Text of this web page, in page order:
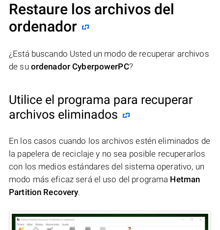
Restaure los archivos del
ordenador
¿Está buscando Usted un modo de recuperar archivos
de su ordenador CyberpowerPC?
Utilice el programa para recuperar
archivos eliminados
En los casos cuando los archivos estén eliminados de
la papelera de reciclaje y no sea posible recuperarlos
con los medios estándares del sistema operativo, un
modo más eficaz será el uso del programa Hetman
Partition Recovery.